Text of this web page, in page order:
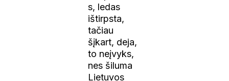
s, ledas
ištirpsta,
tačiau
šįkart, deja,
to neįvyks,
nes šiluma
Lietuvos